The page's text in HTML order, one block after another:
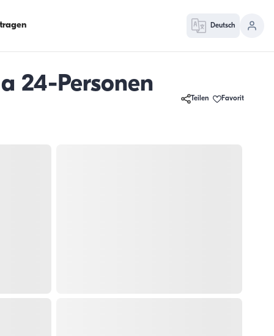
Deutsch
24-Personen
Teilen Favorit